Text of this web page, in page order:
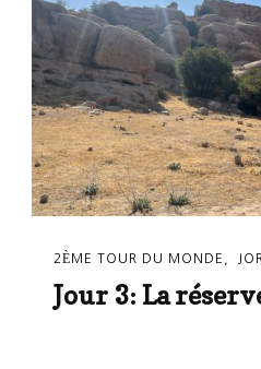
2ÈME TOUR DU MONDE
Jour 3: La